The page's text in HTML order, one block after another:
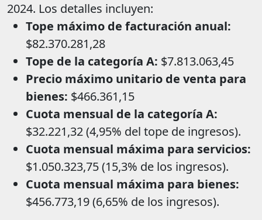
2024. Los detalles incluyen:
Tope máximo de facturación anual:
$82.370.281,28
Tope de la categoría A: $7.813.063,45
Precio máximo unitario de venta para
bienes: $466.361,15
Cuota mensual de la categoría A:
$32.221,32 (4,95% del tope de ingresos).
Cuota mensual máxima para servicios:
$1.050.323,75 (15,3% de los ingresos).
Cuota mensual máxima para bienes:
$456.773,19 (6,65% de los ingresos).